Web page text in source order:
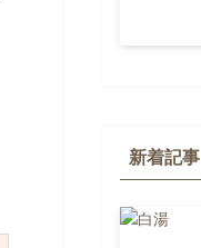
新着記事